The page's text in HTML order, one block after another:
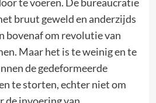
bruut geweld en anderzijds
bovenaf om revolutie van
Maar het is te weinig en te
de gedeformeerde
te storten, echter niet om